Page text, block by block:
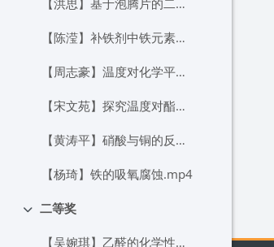
【陈滢】补铁剂中铁元素的检验.mp4
【周志豪】温度对化学平衡的影响.mp4
【宋文苑】探究温度对酯化反应效率的影响.mp4
【黄涛平】硝酸与铜的反应.mp4
【杨琦】铁的吸氧腐蚀.mp4
折叠
二等奖
【吴婉琪】乙醛的化学性质.mp4